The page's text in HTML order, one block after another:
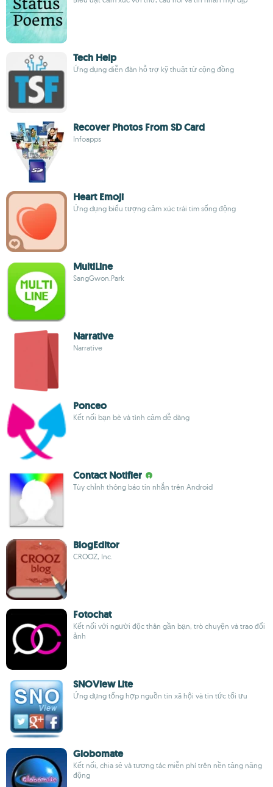
Tech Help
Ứng dụng diễn đàn hỗ trợ kỹ thuật từ cộng đồng
Recover Photos From SD Card
Infoapps
Heart Emoji
Ứng dụng biểu tượng cảm xúc trái tim sống động
MultiLine
SangGwon.Park
Narrative
Narrative
Ponceo
Kết nối bạn bè và tình cảm dễ dàng
Contact Notifier
Tùy chỉnh thông báo tin nhắn trên Android
BlogEditor
CROOZ, Inc.
Fotochat
Kết nối với người độc thân gần bạn, trò chuyện và trao đổi
ảnh
SNOView Lite
Ứng dụng tổng hợp nguồn tin xã hội và tin tức tối ưu
Globomate
Kết nối, chia sẻ và tương tác miễn phí trên nền tảng năng
động